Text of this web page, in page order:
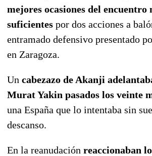
mejores ocasiones del encuentro
suficientes por dos acciones a
entramado defensivo presentado
en Zaragoza.
Un cabezazo de Akanji
Murat Yakin pasados los veinte
una España que lo intentaba sin
descanso.
En la reanudación reaccionaban